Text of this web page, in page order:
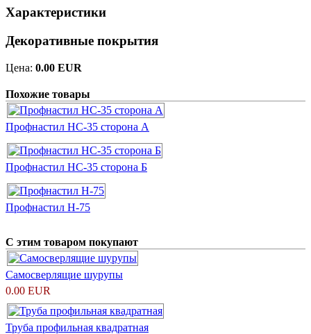
Характеристики
Декоративные покрытия
Цена: 0.00 EUR
Похожие товары
Профнастил НС-35 сторона А
Профнастил НС-35 сторона Б
Профнастил Н-75
С этим товаром покупают
Самосверлящие шурупы
0.00 EUR
Труба профильная квадратная